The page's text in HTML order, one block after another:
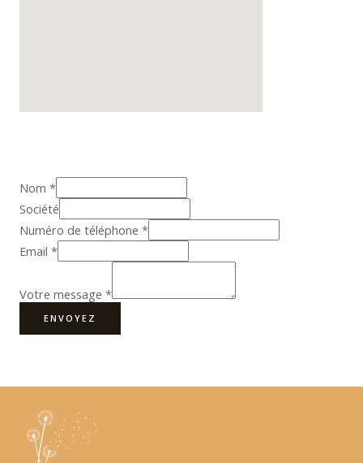
Nom *
Société
Numéro de téléphone *
Email *
Votre message *
ENVOYEZ